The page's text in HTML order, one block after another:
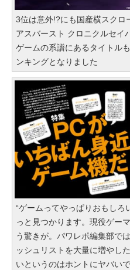
3位は意外!?にも国産横スクロ
アスバースト クロニクルセイ
ゲームの系譜にあるタイトル
ンキングとなりました
“ゲームってやっぱりおもしろ
っと見つかります。現役ゲー
う驚きが。パワレポ編集部で
ッシュリストを大量に増やし
いというのはホントにヤバい